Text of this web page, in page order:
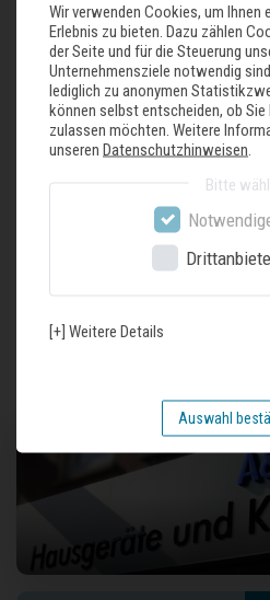
Meistern Sie die Kunst des Dampfgarens,
Konsistenz Ihrer Zutaten intensivieren.
Edelstahl, das acht Teile in
und Gemüse bietet. Kleine
zirkulieren und halten gleichzeitig
Ihnen mühelos saftige und aromatische
Dampfgarern optimiert und
Wir verwenden Cookies, um Ihnen
Erlebnis zu bieten. Dazu zählen
der Seite und für die Steuerung
Unternehmensziele notwendig
lediglich zu anonymen
können selbst entscheiden, ob
zulassen möchten. Weitere
unseren Datenschutzhinweisen
Bitte
[+] Weitere Details
Auswahl